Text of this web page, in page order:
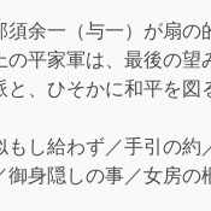
余一（与一）が扇
平家軍は、最後の
、ひそかに和平を図
もし給わず／手引の
御身隠しの事／女房